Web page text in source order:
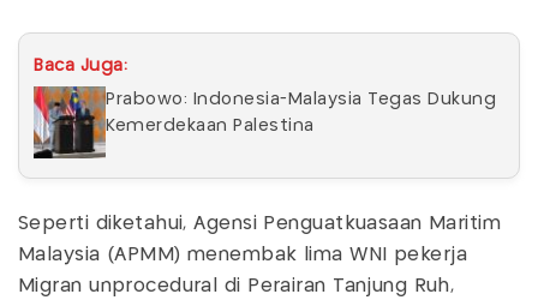
Baca Juga:
Prabowo: Indonesia-Malaysia Tegas Dukung
Kemerdekaan Palestina
Seperti diketahui, Agensi Penguatkuasaan Maritim
Malaysia (APMM) menembak lima WNI pekerja
Migran unprocedural di Perairan Tanjung Ruh,